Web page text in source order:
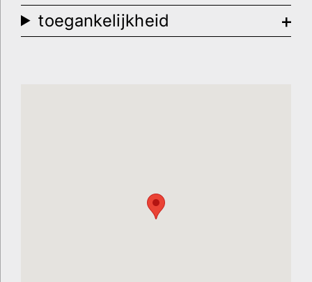
toegankelijkheid